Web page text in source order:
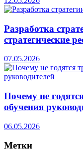
Разработка
стратегические
07.05.2026
Почему не
обучения
06.05.2026
Метки